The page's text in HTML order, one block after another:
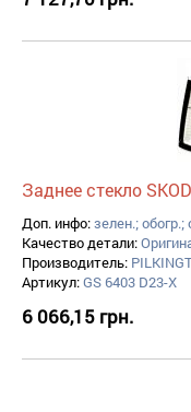
Заднее стекло
Доп. инфо:зелен.;
Качество детали:
Производитель:
Артикул:GS 6403 D23-X
6 066,15 грн.